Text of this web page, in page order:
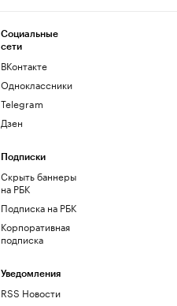
Социальные
сети
ВКонтакте
Одноклассники
Telegram
Дзен
Подписки
Скрыть баннеры
на РБК
Подписка на РБК
Корпоративная
подписка
Уведомления
RSS Новости